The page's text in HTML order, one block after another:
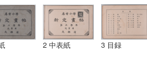
2 中表紙 3 目録